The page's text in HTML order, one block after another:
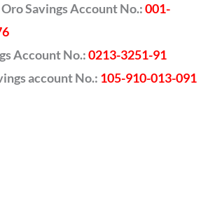
Savings Account No.:001-
Account No.:0213-3251-91
account No.: 105-910-013-091